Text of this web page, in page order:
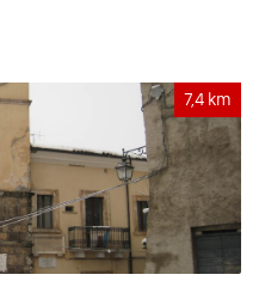
7,4 km